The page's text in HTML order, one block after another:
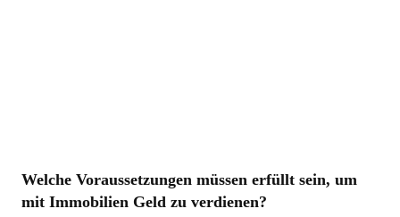
Welche Voraussetzungen müssen erfüllt sein, um
mit Immobilien Geld zu verdienen?